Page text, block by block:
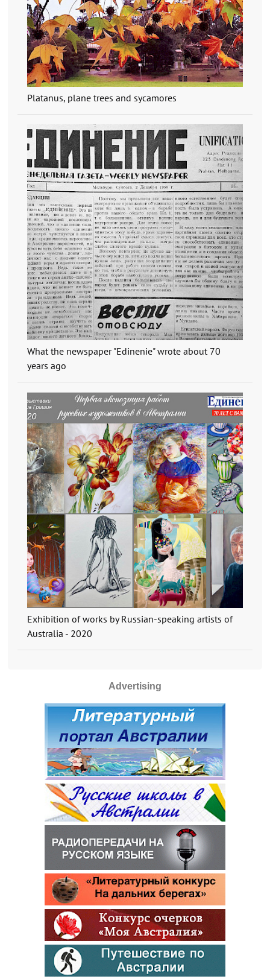
Platanus, plane trees and sycamores
What the newspaper "Edinenie" wrote about 70
years ago
Exhibition of works by Russian-speaking artists of
Australia - 2020
Advertising